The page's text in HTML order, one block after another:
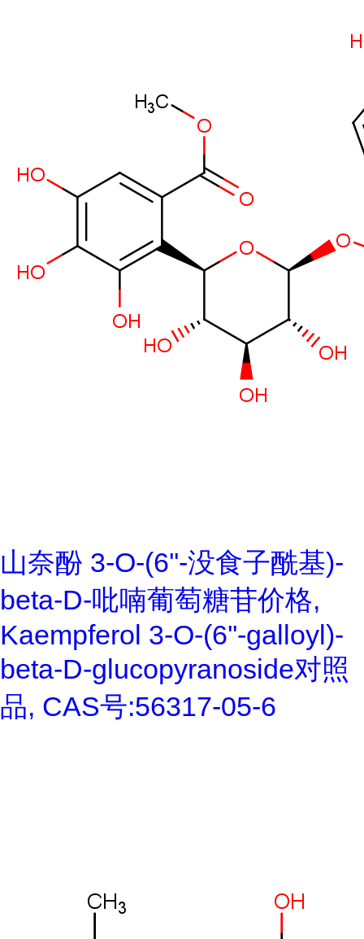
山奈酚 3-O-(6''-没食子酰基)-
beta-D-吡喃葡萄糖苷价格,
Kaempferol 3-O-(6''-galloyl)-
beta-D-glucopyranoside对照
品, CAS号:56317-05-6